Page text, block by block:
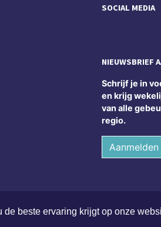
de beste ervaring krijgt op onze
SOCIAL MEDIA
NIEUWSBRIEF
Schrijf je in
en krijg
van alle
regio.
Aanmelden
voorbehouden